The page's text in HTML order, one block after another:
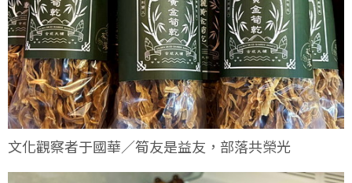
文化觀察者于國華／筍友是益友，部落共榮光